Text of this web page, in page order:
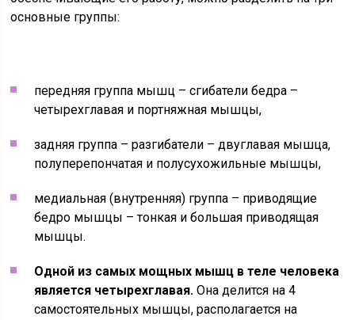
основные группы:
передняя группа мышц – сгибатели бедра –
четырехглавая и портняжная мышцы,
задняя группа – разгибатели – двуглавая мышца,
полуперепончатая и полусухожильные мышцы,
медиальная (внутренняя) группа – приводящие
бедро мышцы – тонкая и большая приводящая
мышцы.
Одной из самых мощных мышц в теле человека
является четырехглавая. Она делится на 4
самостоятельных мышцы, располагается на